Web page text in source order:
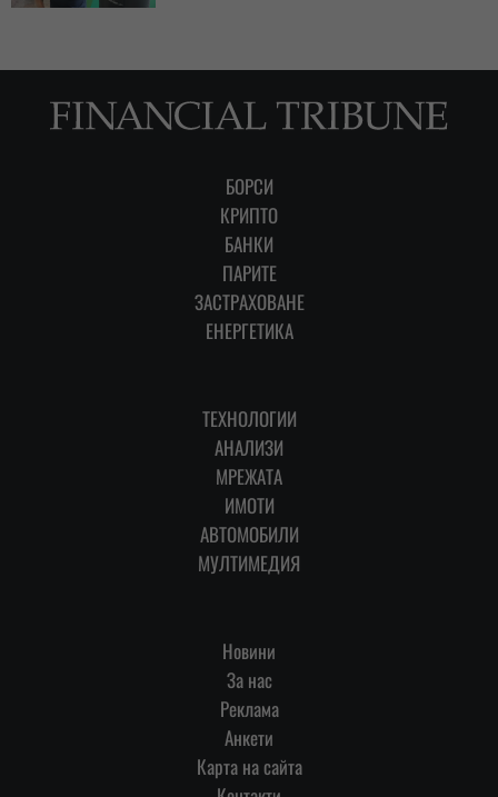
БОРСИ
КРИПТО
БАНКИ
ПАРИТЕ
ЗАСТРАХОВАНЕ
ЕНЕРГЕТИКА
ТЕХНОЛОГИИ
АНАЛИЗИ
МРЕЖАТА
ИМОТИ
АВТОМОБИЛИ
МУЛТИМЕДИЯ
Новини
За нас
Реклама
Анкети
Карта на сайта